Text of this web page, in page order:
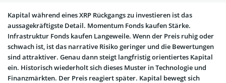
Kapital während eines XRP Rückgangs zu investieren ist das
aussagekräftigste Detail. Momentum Fonds kaufen Stärke.
Infrastruktur Fonds kaufen Langeweile. Wenn der Preis ruhig oder
schwach ist, ist das narrative Risiko geringer und die Bewertungen
sind attraktiver. Genau dann steigt langfristig orientiertes Kapital
ein. Historisch wiederholt sich dieses Muster in Technologie und
Finanzmärkten. Der Preis reagiert später. Kapital bewegt sich